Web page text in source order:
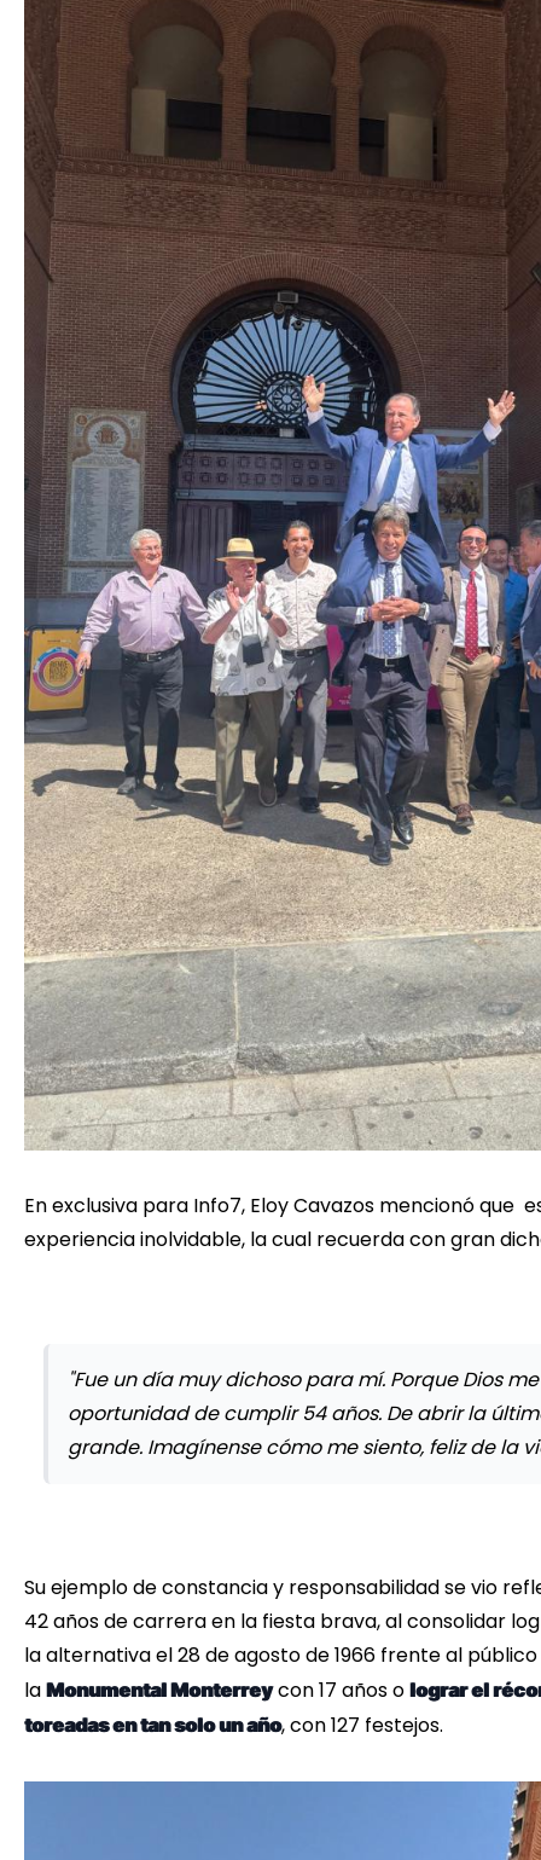
En exclusiva para Info7, Eloy Cavazos mencionó que
experiencia inolvidable, la cual recuerda con gran
"Fue un día muy dichoso para mí. Porque Dios
oportunidad de cumplir 54 años. De abrir la
grande. Imagínense cómo me siento, feliz de la
Su ejemplo de constancia y responsabilidad se vio
42 años de carrera en la fiesta brava, al consolidar
la alternativa el 28 de agosto de 1966 frente al
la Monumental Monterreycon 17 años o lograr el
toreadas en tan solo un año, con 127 festejos.